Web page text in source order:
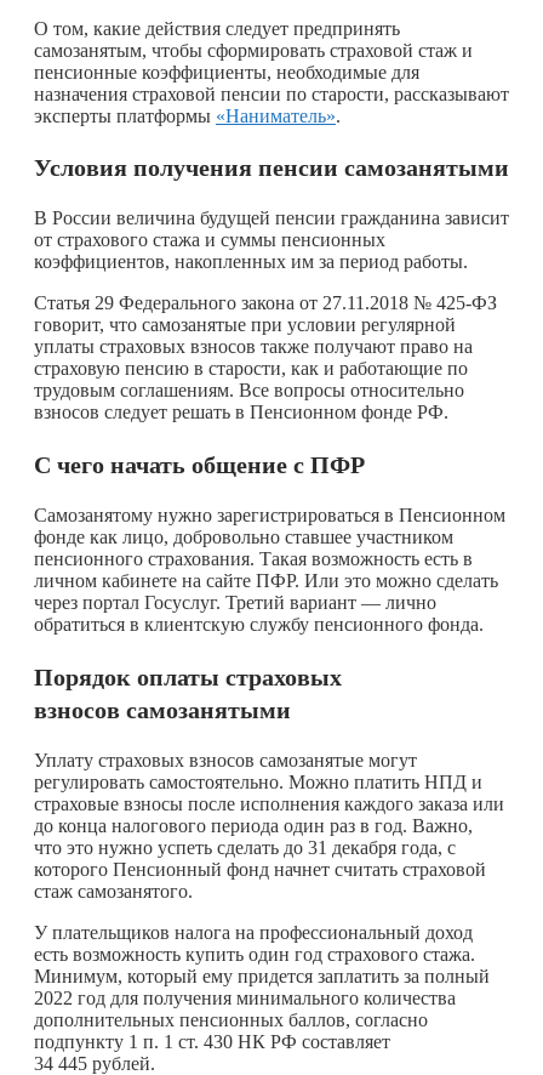
О том, какие действия следует предпринять
самозанятым, чтобы сформировать страховой стаж и
пенсионные коэффициенты, необходимые для
назначения страховой пенсии по старости, рассказывают
эксперты платформы «Наниматель».
Условия получения пенсии самозанятыми
В России величина будущей пенсии гражданина зависит
от страхового стажа и суммы пенсионных
коэффициентов, накопленных им за период работы.
Статья 29 Федерального закона от 27.11.2018 № 425‑ФЗ
говорит, что самозанятые при условии регулярной
уплаты страховых взносов также получают право на
страховую пенсию в старости, как и работающие по
трудовым соглашениям. Все вопросы относительно
взносов следует решать в Пенсионном фонде РФ.
С чего начать общение с ПФР
Самозанятому нужно зарегистрироваться в Пенсионном
фонде как лицо, добровольно ставшее участником
пенсионного страхования. Такая возможность есть в
личном кабинете на сайте ПФР. Или это можно сделать
через портал Госуслуг. Третий вариант — лично
обратиться в клиентскую службу пенсионного фонда.
Порядок оплаты страховых
взносов самозанятыми
Уплату страховых взносов самозанятые могут
регулировать самостоятельно. Можно платить НПД и
страховые взносы после исполнения каждого заказа или
до конца налогового периода один раз в год. Важно,
что это нужно успеть сделать до 31 декабря года, с
которого Пенсионный фонд начнет считать страховой
стаж самозанятого.
У плательщиков налога на профессиональный доход
есть возможность купить один год страхового стажа.
Минимум, который ему придется заплатить за полный
2022 год для получения минимального количества
дополнительных пенсионных баллов, согласно
подпункту 1 п. 1 ст. 430 НК РФ составляет
34 445 рублей.